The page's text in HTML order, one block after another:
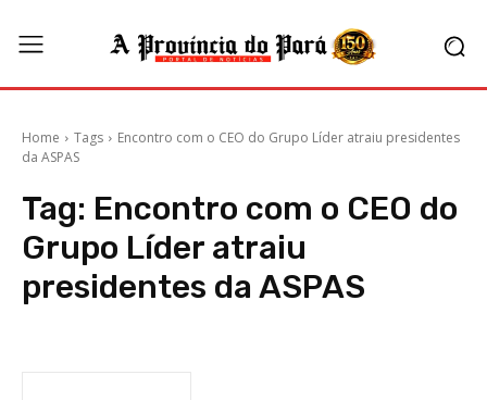
Home Tags
Encontro com o CEO do Grupo Líder atraiu presidentes
da ASPAS
Tag: Encontro com o CEO do
Grupo Líder atraiu
presidentes da ASPAS